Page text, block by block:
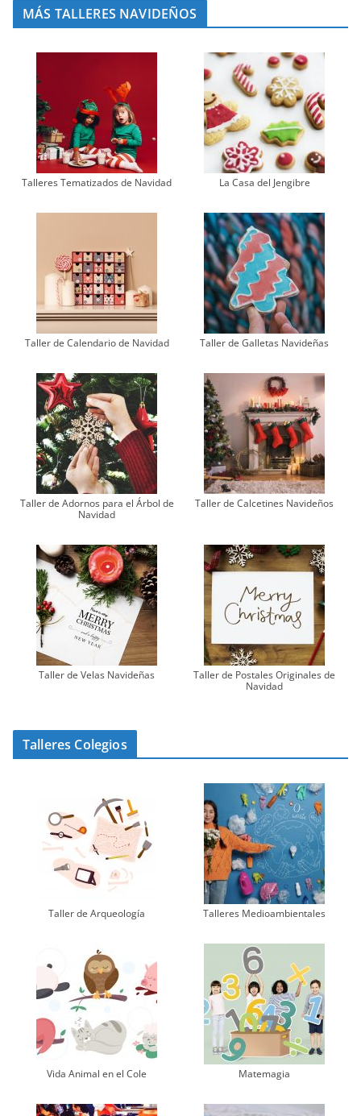
MÁS TALLERES NAVIDEÑOS
Talleres Tematizados de Navidad La Casa del Jengibre
Taller de Calendario de Navidad Taller de Galletas Navideñas
Taller de Adornos para el Árbol de
Navidad
Taller de Calcetines Navideños
Taller de Velas Navideñas
Taller de Postales Originales de
Navidad
Talleres Colegios
Taller de Arqueología Talleres Medioambientales
Vida Animal en el Cole Matemagia